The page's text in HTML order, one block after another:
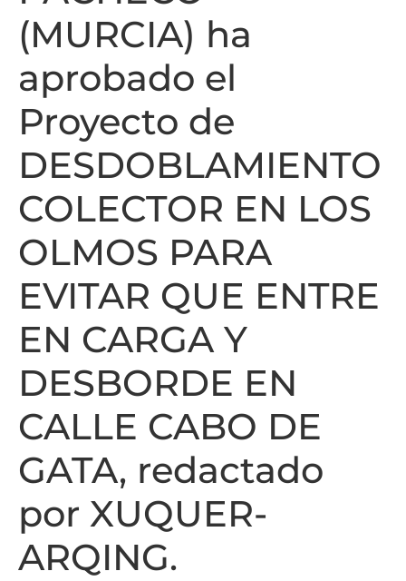
(MURCIA) ha
aprobado el
Proyecto de
DESDOBLAMIENTO
COLECTOR EN LOS
OLMOS PARA
EVITAR QUE ENTRE
EN CARGA Y
DESBORDE EN
CALLE CABO DE
GATA, redactado
por XUQUER-
ARQING.